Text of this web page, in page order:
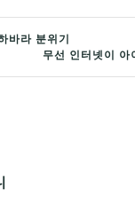
바라 분위기
무선 인터넷이